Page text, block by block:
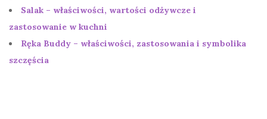
Salak – właściwości, wartości odżywcze i
zastosowanie w kuchni
Ręka Buddy – właściwości, zastosowania i symbolika
szczęścia